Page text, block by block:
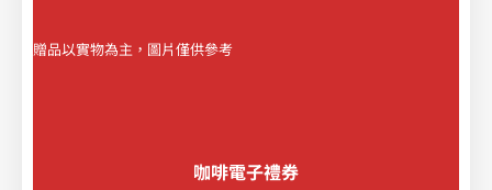
贈品以實物為主，圖片僅供參考
咖啡電子禮券